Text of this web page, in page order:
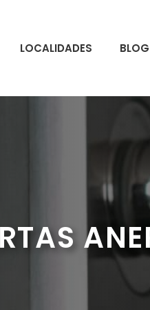
LOCALIDADES BLOG